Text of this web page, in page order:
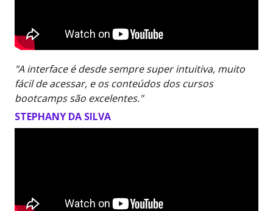
"A interface é desde sempre super intuitiva, muito
fácil de acessar, e os conteúdos dos cursos
bootcamps são excelentes."
STEPHANY DA SILVA